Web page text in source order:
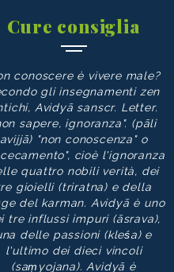
Cure consiglia
conoscere è vivere male?
gli insegnamenti zen
Avidyā sanscr. Letter.
sapere, ignoranza". (pāli
avijjā) "non conoscenza" o
cioè l'ignoranza
quattro nobili verità, dei
gioielli (triratna) e della
del karman. Avidyā è uno
tre influssi impuri (āsrava),
delle passioni (kleśa) e
l'ultimo dei dieci vincoli
(saṃyojana). Avidyā è